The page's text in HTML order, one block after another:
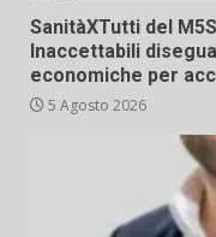
SanitàXTutti del
Inaccettabili
economiche per
5 Agosto 2026